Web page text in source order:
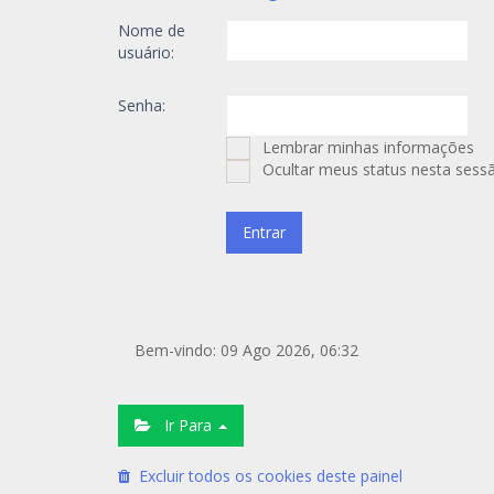
Nome de
usuário:
Senha:
Lembrar minhas informações
Ocultar meus status nesta
Bem-vindo: 09 Ago 2026, 06:32
Ir Para
Excluir todos os cookies deste painel